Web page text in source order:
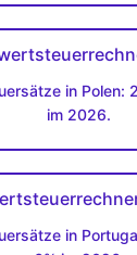
in Polen:
im 2026.
in